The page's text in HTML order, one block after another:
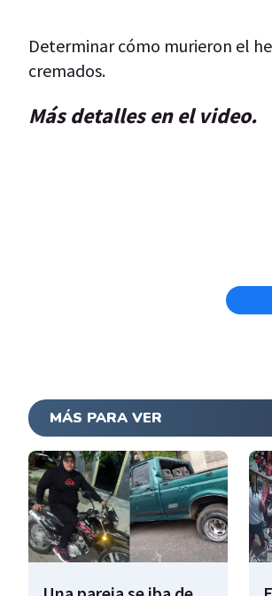
Determinar cómo murieron el
cremados.
Más detalles en el video.
MÁS PARA VER